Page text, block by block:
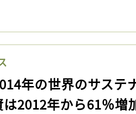
年の世界のサステ
は2012年から61％増